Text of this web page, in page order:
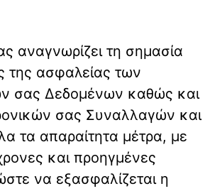
αναγνωρίζει τη σημασία
της ασφαλείας των
σας Δεδομένων καθώς και
σας Συναλλαγών και
τα απαραίτητα μέτρα, με
και προηγμένες
να εξασφαλίζεται η